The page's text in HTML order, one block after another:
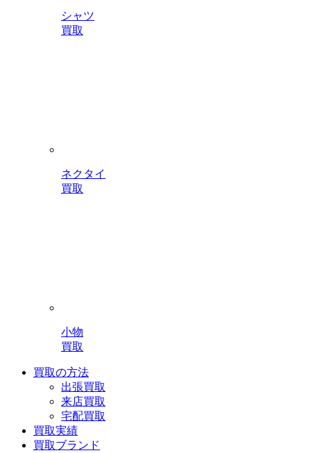
シャツ
買取
ネクタイ
買取
小物
買取
買取の方法
出張買取
来店買取
宅配買取
買取実績
買取ブランド